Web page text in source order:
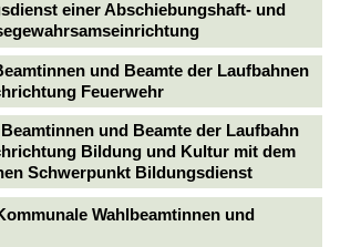
einer Abschiebungshaft- und
und Beamte der Laufbahnen
Feuerwehr
und Beamte der Laufbahn
Bildung und Kultur mit dem
Schwerpunkt Bildungsdienst
Wahlbeamtinnen und